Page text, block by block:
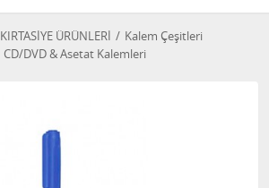
KIRTASİYE ÜRÜNLERİ
Kalem Çeşitleri
CD/DVD & Asetat Kalemleri